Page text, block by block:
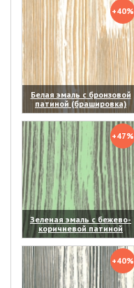
+40%
Белая эмаль с бронзовой
патиной (брашировка)
(увеличить)
+47%
Зеленая эмаль с бежево-
коричневой патиной
(увеличить)
+40%